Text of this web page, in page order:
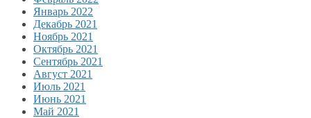
Январь 2022
Декабрь 2021
Ноябрь 2021
Октябрь 2021
Сентябрь 2021
Август 2021
Июль 2021
Июнь 2021
Май 2021